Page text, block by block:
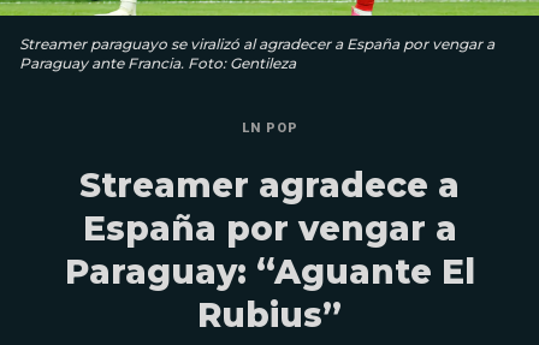
Streamer paraguayo se viralizó al agradecer a España por vengar a
Paraguay ante Francia. Foto: Gentileza
LN POP
Streamer agradece a
España por vengar a
Paraguay: “Aguante El
Rubius”